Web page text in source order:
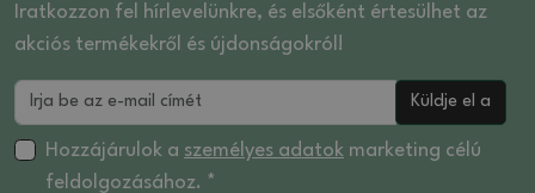
Iratkozzon fel hírlevelünkre, és elsőként értesülhet az
akciós termékekről és újdonságokról!
Küldje el a
Hozzájárulok a személyes adatok marketing célú
feldolgozásához. *